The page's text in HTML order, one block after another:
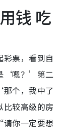
钱 吃
票，看到自
‘嗯？’第二
个，我中了
较高级的房
你一定要想